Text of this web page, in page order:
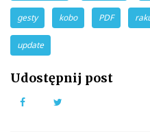
gesty kobo PDF
update
Udostępnij post
Facebook